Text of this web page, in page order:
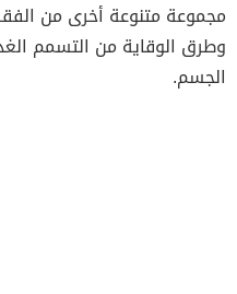
مجموعة متنوعة أخرى من
وطرق الوقاية من التسمم
الجسم.